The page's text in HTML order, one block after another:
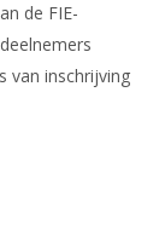
de FIE-
van inschrijving